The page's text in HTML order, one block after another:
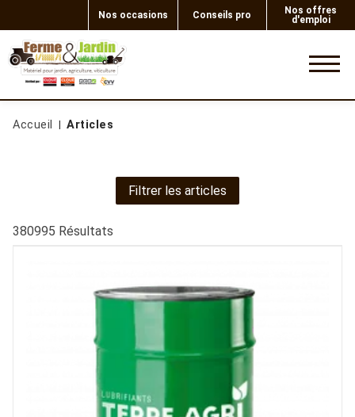
Nos occasions Conseils pro
Nos offres
d'emploi
Accueil Articles
Filtrer les articles
380995 Résultats